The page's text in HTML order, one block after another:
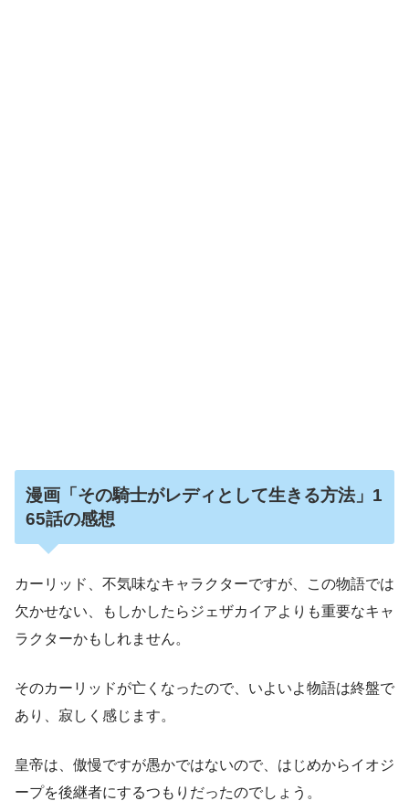
漫画「その騎士がレディとして生きる方法」1
65話の感想
カーリッド、不気味なキャラクターですが、この物語では
欠かせない、もしかしたらジェザカイアよりも重要なキャ
ラクターかもしれません。
そのカーリッドが亡くなったので、いよいよ物語は終盤で
あり、寂しく感じます。
皇帝は、傲慢ですが愚かではないので、はじめからイオジ
ープを後継者にするつもりだったのでしょう。